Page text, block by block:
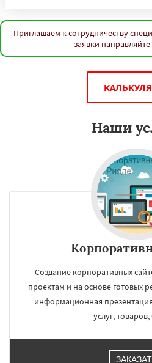
Приглашаем к сотрудничеству
заявки направляйте
Наши
Создание корпоративных
проектам и на основе готовых
информационная
услуг,